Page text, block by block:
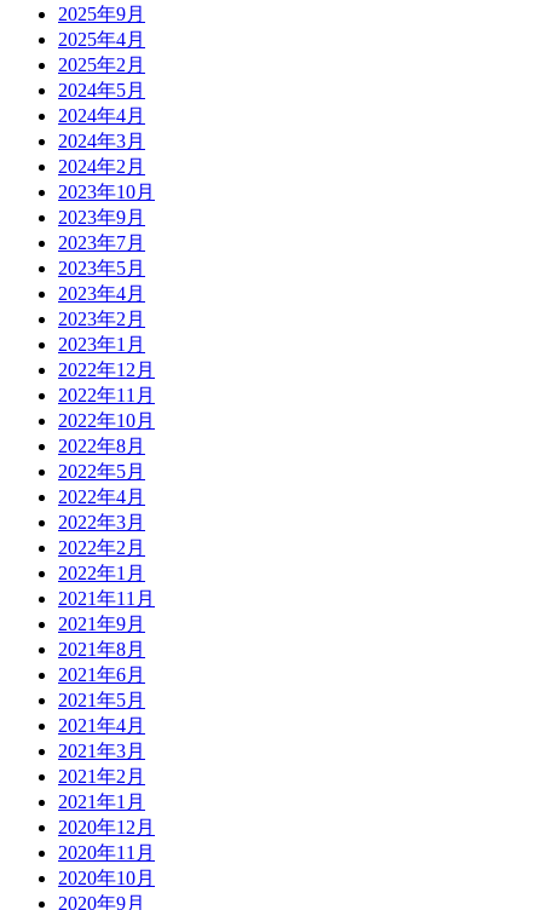
2025年9月
2025年4月
2025年2月
2024年5月
2024年4月
2024年3月
2024年2月
2023年10月
2023年9月
2023年7月
2023年5月
2023年4月
2023年2月
2023年1月
2022年12月
2022年11月
2022年10月
2022年8月
2022年5月
2022年4月
2022年3月
2022年2月
2022年1月
2021年11月
2021年9月
2021年8月
2021年6月
2021年5月
2021年4月
2021年3月
2021年2月
2021年1月
2020年12月
2020年11月
2020年10月
2020年9月